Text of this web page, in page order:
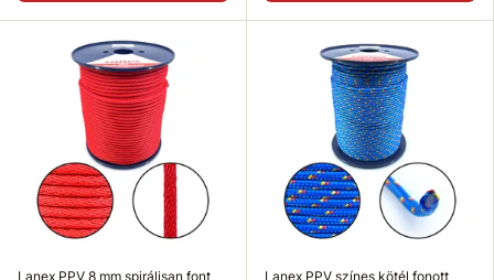
Lanex PPV 8 mm spirálisan font Lanex PPV színes kötél fonott